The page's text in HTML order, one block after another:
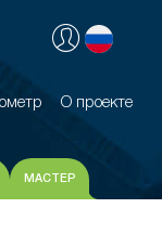
О проекте
О проекте
МАСТЕР